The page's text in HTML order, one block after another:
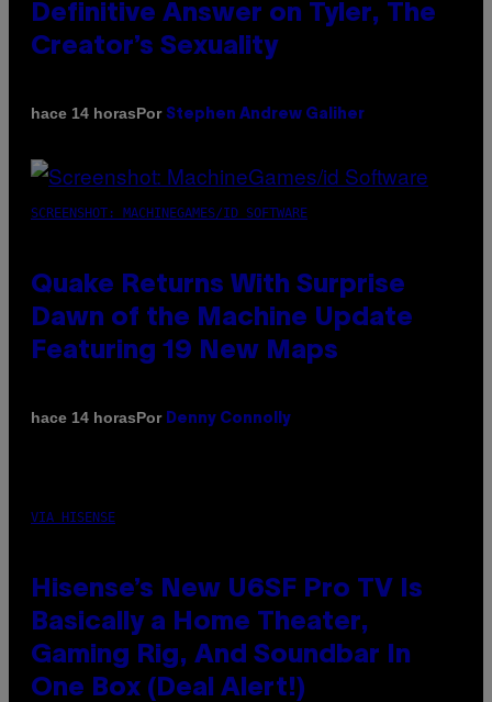
Definitive Answer on Tyler, The
Creator’s Sexuality
hace 14 horasPor Stephen Andrew Galiher
SCREENSHOT: MACHINEGAMES/ID SOFTWARE
Quake Returns With Surprise
Dawn of the Machine Update
Featuring 19 New Maps
hace 14 horasPor Denny Connolly
VIA HISENSE
Hisense’s New U6SF Pro TV Is
Basically a Home Theater,
Gaming Rig, And Soundbar In
One Box (Deal Alert!)